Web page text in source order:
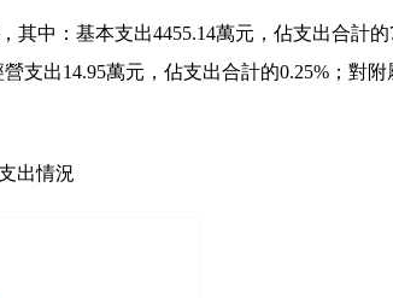
其中：基本支出4455.14萬元，佔支出合計的
支出14.95萬元，佔支出合計的0.25%；對
出情況